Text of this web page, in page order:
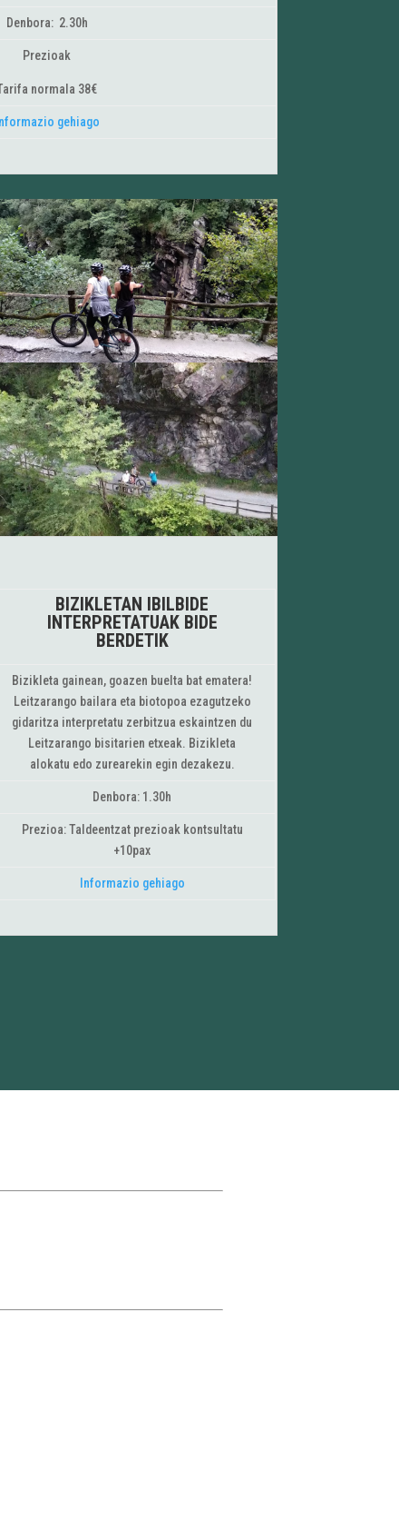
Denbora: 2.30h
Prezioak
normala 38€
Informazio gehiago
BIZIKLETAN IBILBIDE
INTERPRETATUAK BIDE
BERDETIK
Bizikleta gainean, goazen buelta bat ematera!
Leitzarango bailara eta biotopoa ezagutzeko
gidaritza interpretatu zerbitzua eskaintzen du
Leitzarango bisitarien etxeak. Bizikleta
alokatu edo zurearekin egin dezakezu.
Denbora: 1.30h
Prezioa: Taldeentzat prezioak kontsultatu
+10pax
Informazio gehiago